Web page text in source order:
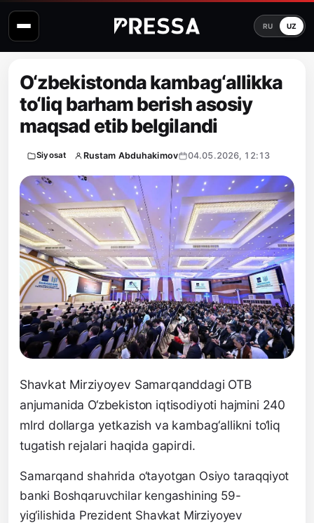
RU UZ
O‘zbekistonda kambag‘allikka
to‘liq barham berish asosiy
maqsad etib belgilandi
Siyosat Rustam Abduhakimov 04.05.2026, 12:13
Shavkat Mirziyoyev Samarqanddagi OTB
anjumanida O‘zbekiston iqtisodiyoti hajmini 240
mlrd dollarga yetkazish va kambag‘allikni to‘liq
tugatish rejalari haqida gapirdi.
Samarqand shahrida o‘tayotgan Osiyo taraqqiyot
banki Boshqaruvchilar kengashining 59-
yig‘ilishida Prezident Shavkat Mirziyoyev